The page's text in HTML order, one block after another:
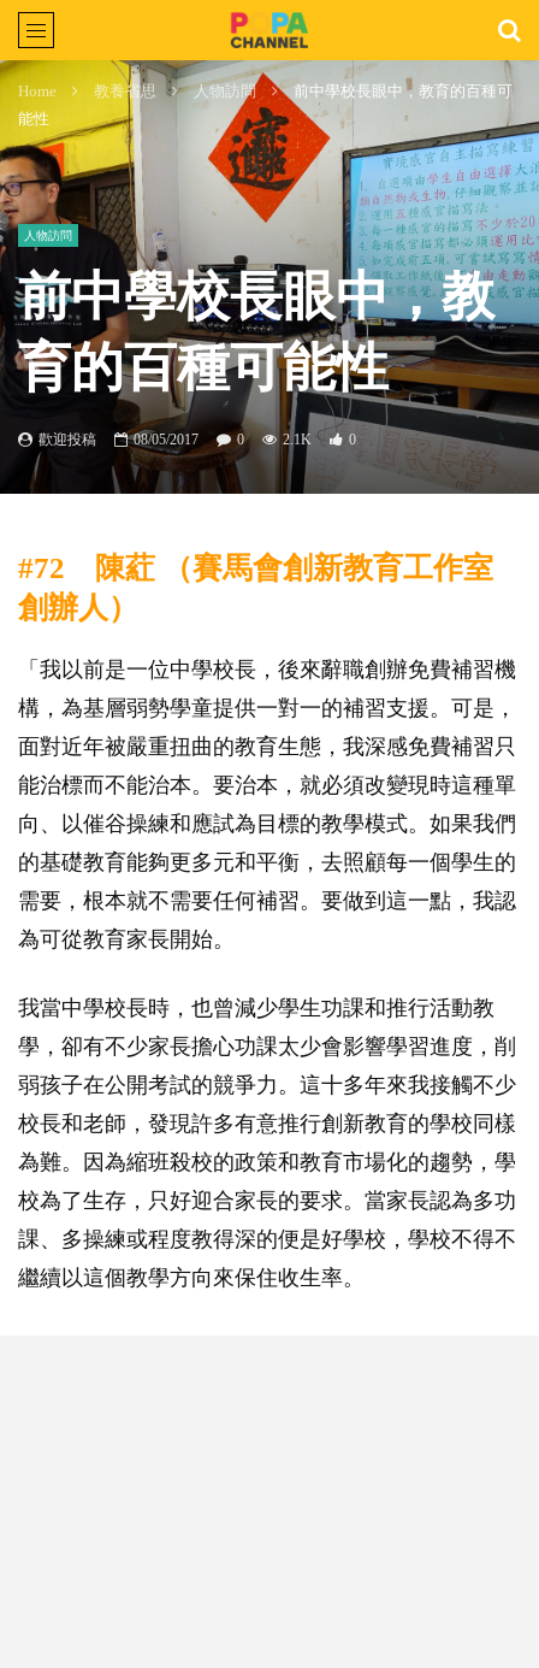
Home 教養省思 人物訪問
前中學校長眼中，教育的百種可
能性
人物訪問
前中學校長眼中，教
育的百種可能性
歡迎投稿 08/05/2017 0 2.1K 0
#72 陳葒 （賽馬會創新教育工作室
創辦人）
「我以前是一位中學校長，後來辭職創辦免費補習機
構，為基層弱勢學童提供一對一的補習支援。可是，
面對近年被嚴重扭曲的教育生態，我深感免費補習只
能治標而不能治本。要治本，就必須改變現時這種單
向、以催谷操練和應試為目標的教學模式。如果我們
的基礎教育能夠更多元和平衡，去照顧每一個學生的
需要，根本就不需要任何補習。要做到這一點，我認
為可從教育家長開始。
我當中學校長時，也曾減少學生功課和推行活動教
學，卻有不少家長擔心功課太少會影響學習進度，削
弱孩子在公開考試的競爭力。這十多年來我接觸不少
校長和老師，發現許多有意推行創新教育的學校同樣
為難。因為縮班殺校的政策和教育市場化的趨勢，學
校為了生存，只好迎合家長的要求。當家長認為多功
課、多操練或程度教得深的便是好學校，學校不得不
繼續以這個教學方向來保住收生率。